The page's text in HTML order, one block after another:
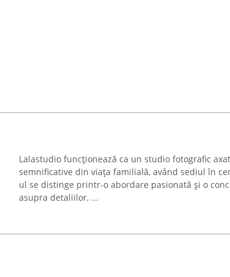
Lalastudio funcționează ca un studio fotografic
semnificative din viața familială, având sediul în
ul se distinge printr-o abordare pasionată și o
asupra detaliilor, ...